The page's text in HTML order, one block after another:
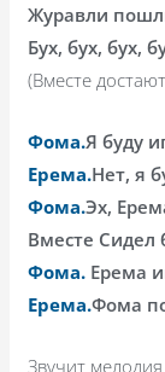
Журавли
Бух, бух, бух,
(Вместе
Фома.Я буду
Ерема.Нет, я
Фома.Эх,
Вместе Сидел
Фома. Ерема
Ерема.Фома
Звучит